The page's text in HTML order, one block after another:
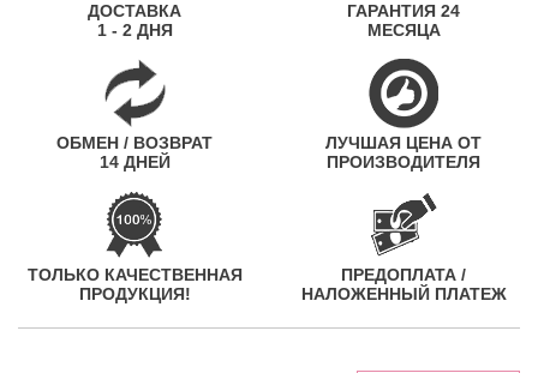
ДОСТАВКА
1 - 2 ДНЯ
ГАРАНТИЯ 24
МЕСЯЦА
ОБМЕН / ВОЗВРАТ
14 ДНЕЙ
ЛУЧШАЯ ЦЕНА ОТ
ПРОИЗВОДИТЕЛЯ
ТОЛЬКО КАЧЕСТВЕННАЯ
ПРОДУКЦИЯ!
ПРЕДОПЛАТА /
НАЛОЖЕННЫЙ ПЛАТЕЖ